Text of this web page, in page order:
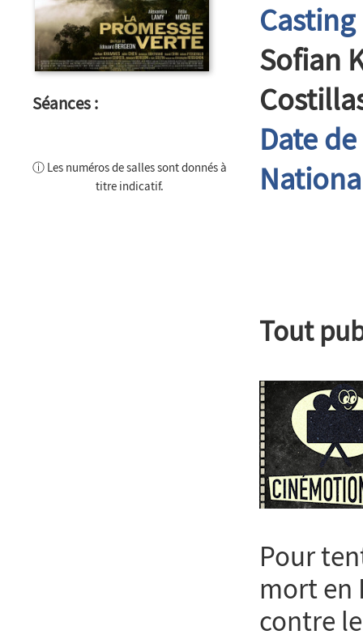
Séances :
ⓘ Les numéros de salles sont donnés à
titre indicatif.
Casting
Sofian
Date
Tout
Pour
mort en
contre